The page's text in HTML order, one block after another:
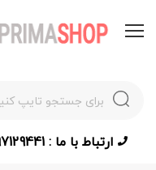
ارتباط با ما : 09397129441